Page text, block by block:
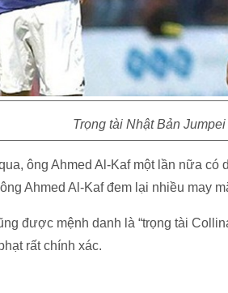
Trọng tài Nhật Bản Jumpei
ông Ahmed Al-Kaf một lần nữa có
Ahmed Al-Kaf đem lại nhiều may
được mệnh danh là “trọng tài
rất chính xác.